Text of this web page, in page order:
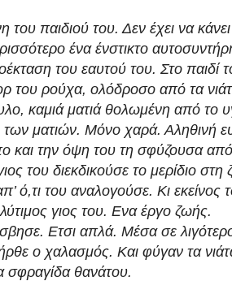
παιδιού του. Δεν έχει να
ένα ένστικτο
του εαυτού του. Στο παιδί
του ρούχα, ολόδροσο από τα
καμιά ματιά θολωμένη από το
ματιών. Μόνο χαρά. Αληθινή
και την όψη του τη σφύζουσα από
του διεκδικούσε το μερίδιο
ό,τι του αναλογούσε. Κι εκείνος
γιος του. Ενα έργο ζωής.
Ετσι απλά. Μέσα σε
ο χαλασμός. Και φύγαν τα
σφραγίδα θανάτου.